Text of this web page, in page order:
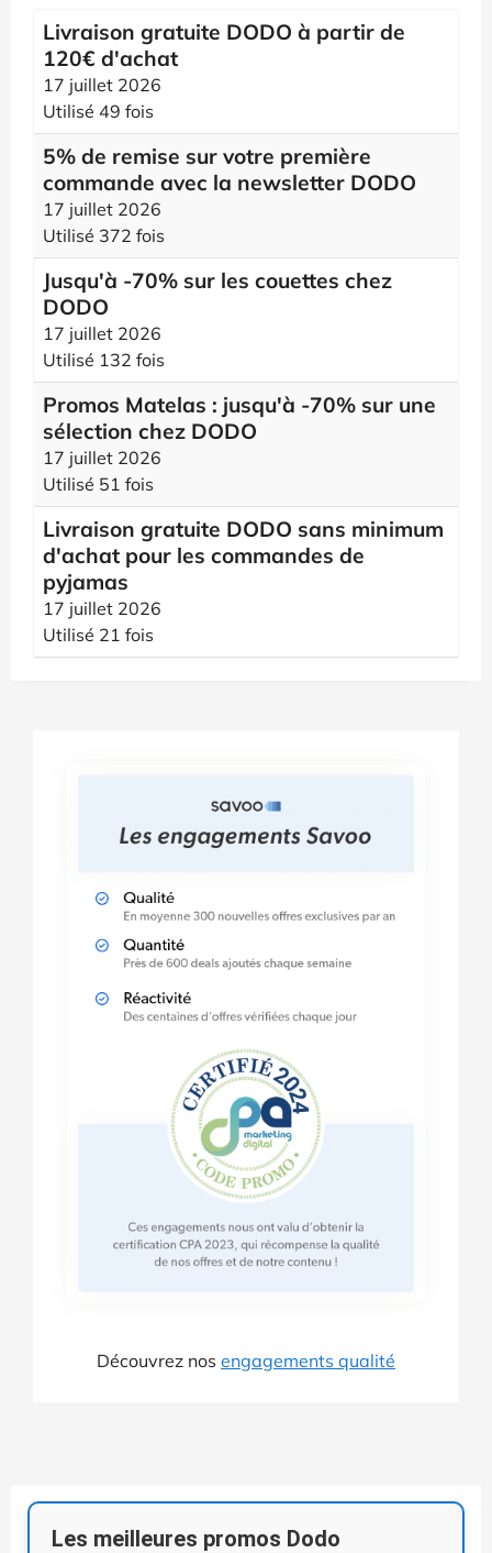
Livraison gratuite DODO à partir de
120€ d'achat
17 juillet 2026
Utilisé 49 fois
5% de remise sur votre première
commande avec la newsletter DODO
17 juillet 2026
Utilisé 372 fois
Jusqu'à -70% sur les couettes chez
DODO
17 juillet 2026
Utilisé 132 fois
Promos Matelas : jusqu'à -70% sur une
sélection chez DODO
17 juillet 2026
Utilisé 51 fois
Livraison gratuite DODO sans minimum
d'achat pour les commandes de
pyjamas
17 juillet 2026
Utilisé 21 fois
Découvrez nos engagements qualité
Les meilleures promos Dodo